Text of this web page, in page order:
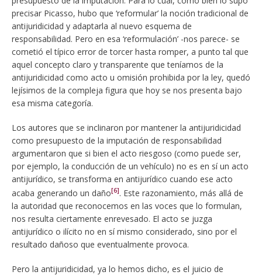
precisar Picasso, hubo que ‘reformular’ la noción tradicional de
antijuridicidad y adaptarla al nuevo esquema de
responsabilidad. Pero en esa ‘reformulación’ -nos parece- se
cometió el típico error de torcer hasta romper, a punto tal que
aquel concepto claro y transparente que teníamos de la
antijuridicidad como acto u omisión prohibida por la ley, quedó
lejísimos de la compleja figura que hoy se nos presenta bajo
esa misma categoría.
Los autores que se inclinaron por mantener la antijuridicidad
como presupuesto de la imputación de responsabilidad
argumentaron que si bien el acto riesgoso (como puede ser,
por ejemplo, la conducción de un vehículo) no es en sí un acto
antijurídico, se transforma en antijurídico cuando ese acto
acaba generando un daño[6]. Este razonamiento, más allá de
la autoridad que reconocemos en las voces que lo formulan,
nos resulta ciertamente enrevesado. El acto se juzga
antijurídico o ilícito no en sí mismo considerado, sino por el
resultado dañoso que eventualmente provoca.
Pero la antijuridicidad, ya lo hemos dicho, es el juicio de